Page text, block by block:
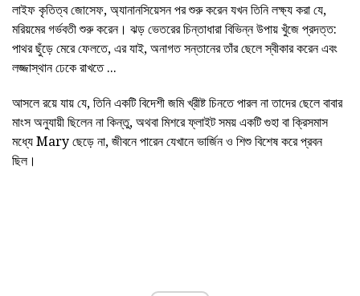
লাইফ কৃতিত্ব জোসেফ, অ্যানানসিয়েসন পর শুরু করেন যখন তিনি লক্ষ্য করা যে,
মরিয়মের গর্ভবতী শুরু করেন। ঝড় ভেতরের চিন্তাধারা বিভিন্ন উপায় খুঁজে প্রদত্ত:
পাথর ছুঁড়ে মেরে ফেলতে, এর যাই, অনাগত সন্তানের তাঁর ছেলে স্বীকার করেন এবং
লজ্জাস্থান ঢেকে রাখতে ...
আসলে রয়ে যায় যে, তিনি একটি বিদেশী জমি খ্রীষ্ট চিনতে পারল না তাদের ছেলে বাবার
মাংস অনুযায়ী ছিলেন না কিন্তু, অথবা মিশরে ফ্লাইট সময় একটি গুহা বা ক্রিসমাস
মধ্যে Mary ছেড়ে না, জীবনে পারেন যেখানে ভার্জিন ও শিশু বিশেষ করে প্রবন
ছিল।